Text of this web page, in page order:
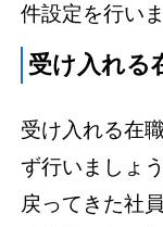
件設定を行い
受け入れる
受け入れる在
ず行いましょう
戻ってきた社